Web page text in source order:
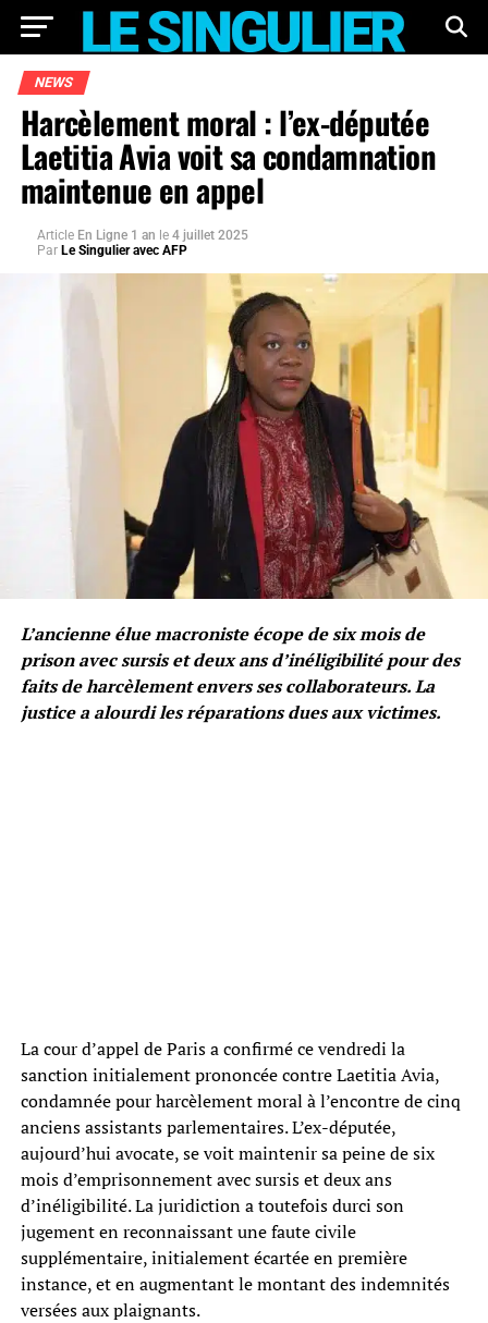
NEWS
Harcèlement moral : l’ex-députée
Laetitia Avia voit sa condamnation
maintenue en appel
Article En Ligne 1 an le 4 juillet 2025
Par Le Singulier avec AFP
L’ancienne élue macroniste écope de six mois de
prison avec sursis et deux ans d’inéligibilité pour des
faits de harcèlement envers ses collaborateurs. La
justice a alourdi les réparations dues aux victimes.
La cour d’appel de Paris a confirmé ce vendredi la
sanction initialement prononcée contre Laetitia Avia,
condamnée pour harcèlement moral à l’encontre de cinq
anciens assistants parlementaires. L’ex-députée,
aujourd’hui avocate, se voit maintenir sa peine de six
mois d’emprisonnement avec sursis et deux ans
d’inéligibilité. La juridiction a toutefois durci son
jugement en reconnaissant une faute civile
supplémentaire, initialement écartée en première
instance, et en augmentant le montant des indemnités
versées aux plaignants.